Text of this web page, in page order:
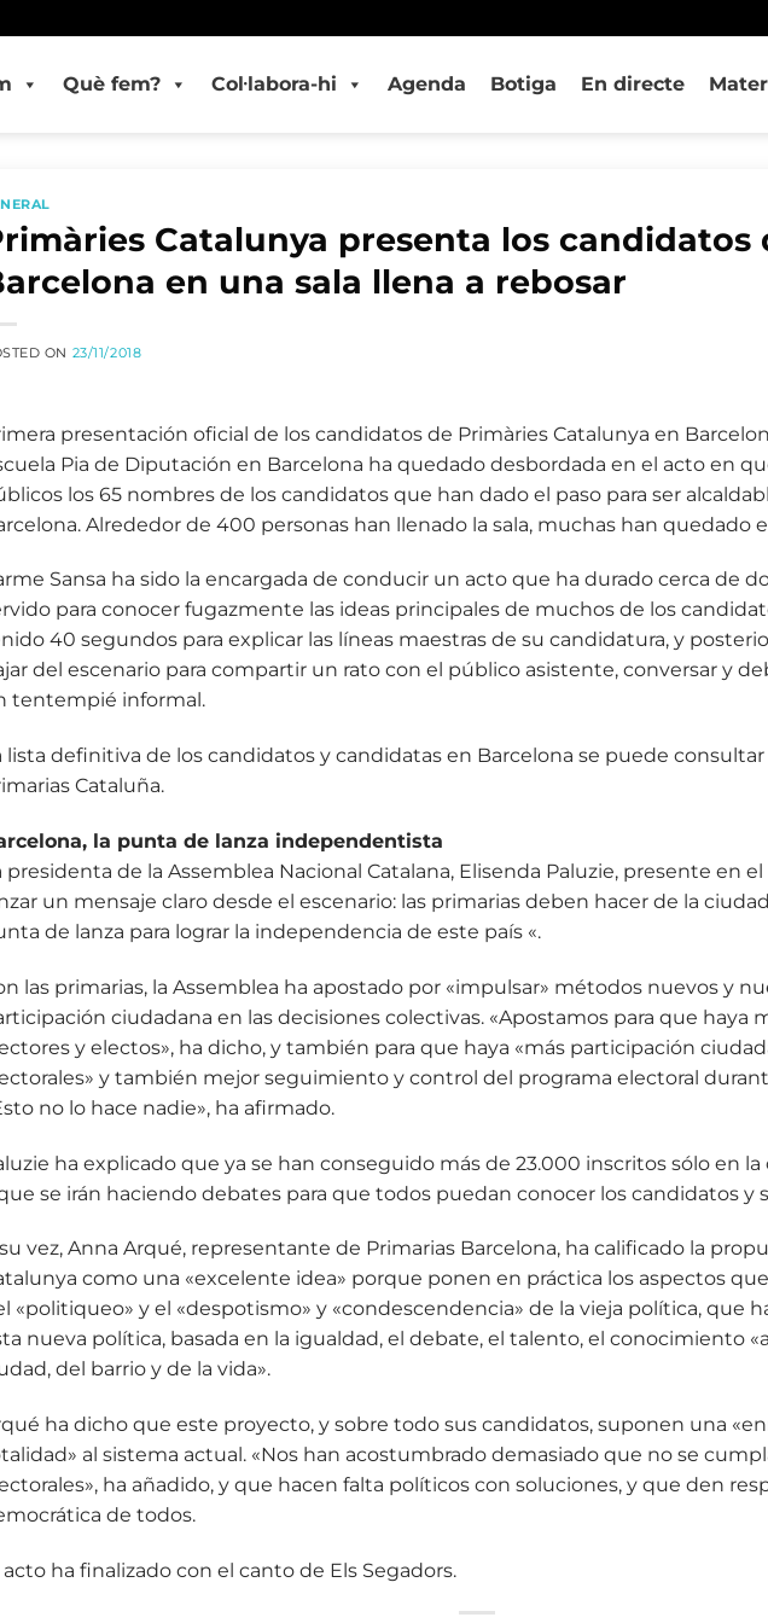
Què fem? Col·labora-hi Agenda Botiga En directe
Catalunya presenta los candidatos
en una sala llena a rebosar
ON 23/11/2018
presentación oficial de los candidatos de Primàries Catalunya en
Pia de Diputación en Barcelona ha quedado desbordada en el acto en
los 65 nombres de los candidatos que han dado el paso para ser
Alrededor de 400 personas han llenado la sala, muchas han quedado
Sansa ha sido la encargada de conducir un acto que ha durado cerca de
para conocer fugazmente las ideas principales de muchos de los
40 segundos para explicar las líneas maestras de su candidatura, y
del escenario para compartir un rato con el público asistente, conversar y
tentempié informal.
lista definitiva de los candidatos y candidatas en Barcelona se puede consultar
Cataluña.
​​la punta de lanza independentista
presidenta de la Assemblea Nacional Catalana, Elisenda Paluzie, presente en
un mensaje claro desde el escenario: las primarias deben hacer de la
de lanza para lograr la independencia de este país «.
las primarias, la Assemblea ha apostado por «impulsar» métodos nuevos y
ciudadana en las decisiones colectivas. «Apostamos para que haya
y electos», ha dicho, y también para que haya «más participación
y también mejor seguimiento y control del programa electoral
no lo hace nadie», ha afirmado.
ha explicado que ya se han conseguido más de 23.000 inscritos sólo en la
se irán haciendo debates para que todos puedan conocer los candidatos y
vez, Anna Arqué, representante de Primarias Barcelona, ha calificado la
como una «excelente idea» porque ponen en práctica los aspectos
«politiqueo» y el «despotismo» y «condescendencia» de la vieja política, que
nueva política, basada en la igualdad, el debate, el talento, el conocimiento
del barrio y de la vida».
ha dicho que este proyecto, y sobre todo sus candidatos, suponen una
al sistema actual. «Nos han acostumbrado demasiado que no se
ha añadido, y que hacen falta políticos con soluciones, y que den
de todos.
acto ha finalizado con el canto de Els Segadors.